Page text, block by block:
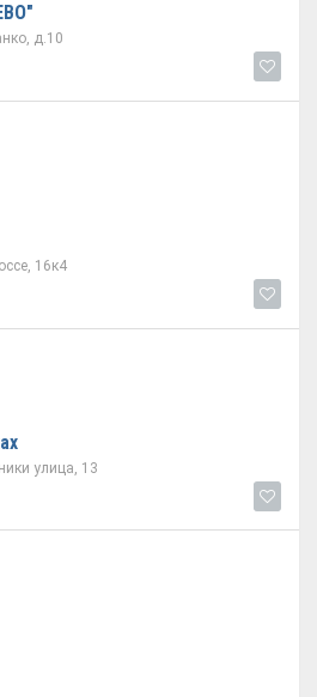
д.10
16к4
улица, 13